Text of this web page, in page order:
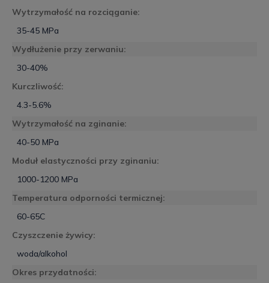
Wytrzymałość na rozciąganie:
35-45 MPa
Wydłużenie przy zerwaniu:
30-40%
Kurczliwość:
4.3-5.6%
Wytrzymałość na zginanie:
40-50 MPa
Moduł elastyczności przy zginaniu:
1000-1200 MPa
Temperatura odporności termicznej:
60-65C
Czyszczenie żywicy:
woda/alkohol
Okres przydatności: